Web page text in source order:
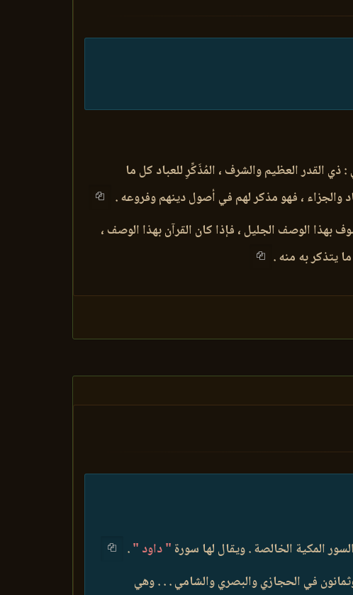
: ذي القدر العظيم والشرف ، المُذَكِّرِ للعباد كل ما
والجزاء ، فهو مذكر لهم في أصول دينهم وفروعه .
بهذا الوصف الجليل ، فإذا كان القرآن بهذا الوصف ،
يتذكر به منه .
المكية الخالصة . ويقال لها سورة " داود ".
في الحجازي والبصري والشامي . . . وهي